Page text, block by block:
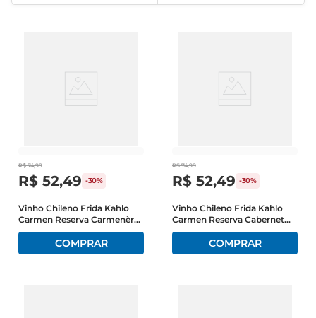
R$ 74,99
R$ 52,49 -30%
Vinho Chileno Frida Kahlo
Carmen Reserva Carmenère
Tinto 750ml
R$ 74,99
R$ 52,49 -30%
Vinho Chileno Frida Kahlo
Carmen Reserva Cabernet
Sauvignon Tinto 750ml